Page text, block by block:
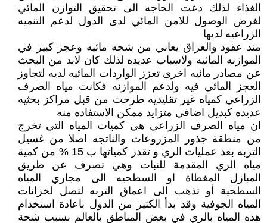
الغذاء لذلك دعت الحاجه الى تحقيق التوازن المائي
لغرض الوصول للامن المائي لدى الدول لدعم التنميه
الزراعيه لديها
منذ عقود والعراق يعاني من شحه مائيه وعجز كبير في
الموازنه المائيه ولاسباب عديده لذلك كان لابد من البحث
عن مصادر مائيه اخرى تعزز الواردات المائيه لديه لتجاوز
العجز المائي فيه ولدعم الموازنه فكانت مياه الصرف
الزراعي كمياه غير تقليديه طرحت من قبل مراكز بحثيه
عديده كبديل اضافي متزايد ممكن الاستفاده منه
ان مياه الصرف الزراعي هي كميات المياه التي تخرج
من منطقة جذور المزروعات والناتجه اصلا من غسيل
التربه بعد عمليات الري و تقدر كمياتها ب 15 % من كمية
مياه الري المقدمة للنبات وهي تصرف عن طريق
المبازل المغطاة او السطحيه الى مجاري المياه
السطحية أو تذهب الى اعماق التربه لتصل لخزانات
المياه الجوفية وقد بدأ الكثير من الدول باعادة استخدام
هذه المياه بالري في بعض المناطق بالعالم بسبب شحة